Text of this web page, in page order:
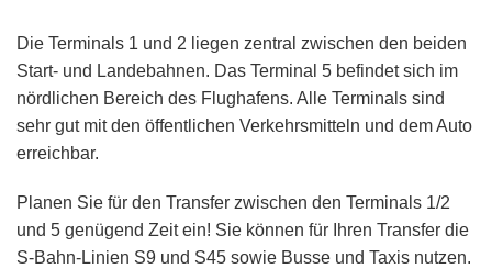
Die Terminals 1 und 2 liegen zentral zwischen den beiden
Start- und Landebahnen. Das Terminal 5 befindet sich im
nördlichen Bereich des Flughafens. Alle Terminals sind
sehr gut mit den öffentlichen Verkehrsmitteln und dem Auto
erreichbar.
Planen Sie für den Transfer zwischen den Terminals 1/2
und 5 genügend Zeit ein! Sie können für Ihren Transfer die
S-Bahn-Linien S9 und S45 sowie Busse und Taxis nutzen.